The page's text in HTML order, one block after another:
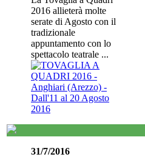
2016 allieterà molte
serate di Agosto con il
tradizionale
appuntamento con lo
spettacolo teatrale ...
31/7/2016